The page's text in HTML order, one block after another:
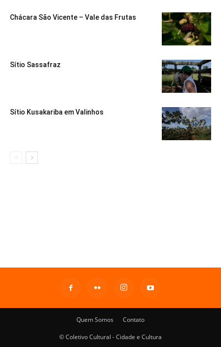
Chácara São Vicente – Vale das Frutas
Sítio Sassafraz
Sítio Kusakariba em Valinhos
Quem Somos Contato
© Coletivo Cultural - Cidade e Cultura